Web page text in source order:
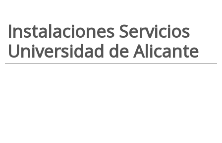
Instalaciones Servicios
Universidad de Alicante